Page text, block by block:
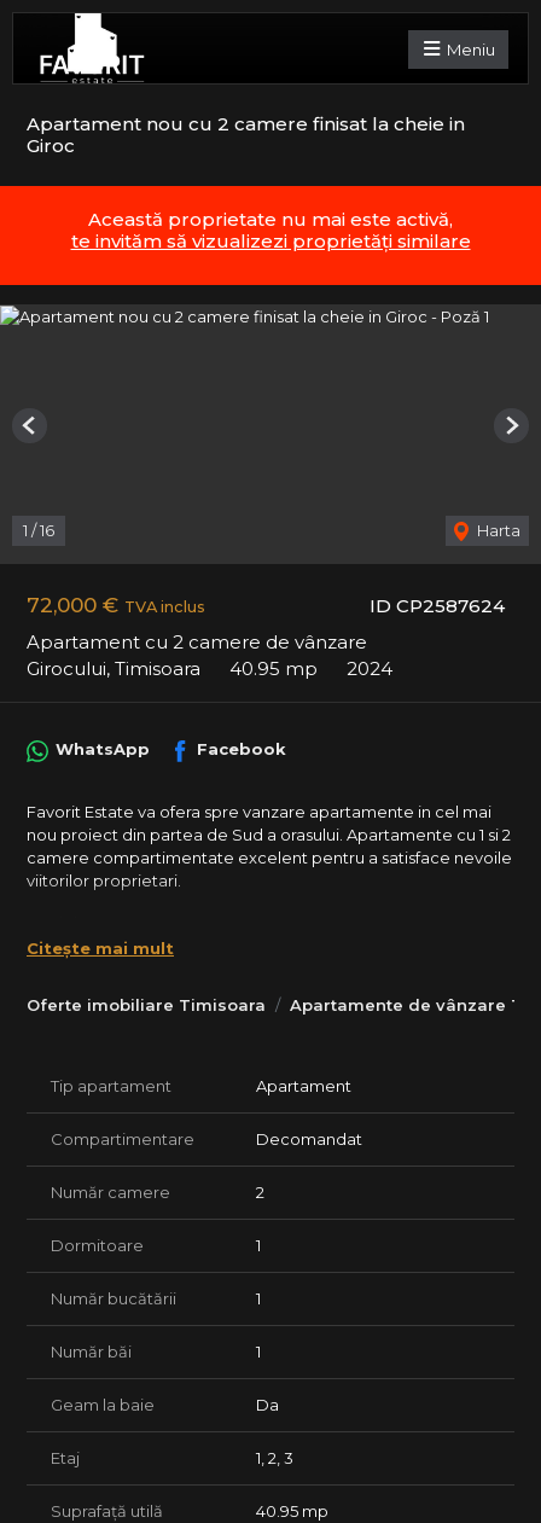
Meniu
Apartament nou cu 2 camere finisat la cheie in
Giroc
Această proprietate nu mai este activă,
te invităm să vizualizezi proprietăți similare
ID CP2587624
72,000 € TVA inclus
Apartament cu 2 camere de vânzare
Girocului, Timisoara
40.95 mp 2024
1 /16 Harta
Previous
Oferte imobiliare Timisoara Apartamente de vânzare
WhatsApp Facebook
Favorit Estate va ofera spre vanzare apartamente in cel mai
nou proiect din partea de Sud a orasului. Apartamente cu 1 si 2
camere compartimentate excelent pentru a satisface nevoile
viitorilor proprietari.
- 45.26 mp utili + balcon, disponibil la Etajul 1, 2 si 3. Pret: 77.000
Eur;
- 55.10 mp utili + balcon, disponibil la Etajul 1, 2 si 3. Pret: 89.000
Apartament cu 3 camere:
- 62.10 mp utili + balcon, disponibil la Etajul 1 si 3. Pret: 99.500
Eur;
Model de apartamente cu 2 camere cu gradina privata:
* Preturile contin TVA 9% si fiecare apartament are inclus in
pret cate un loc de parcare.
Ferestre cu tamplarie PVC cu 3 foi de sticla;
Supraveghere video in curtea blocului;
Finisajele sunt la alegere dintr-o gama variata oferita de catre
dezvoltator.
Citește mai mult
Tip apartament Apartament
Compartimentare Decomandat
Număr camere 2
Dormitoare 1
Număr bucătării 1
Număr băi 1
Geam la baie Da
Etaj 1, 2, 3
Suprafață utilă 40.95 mp